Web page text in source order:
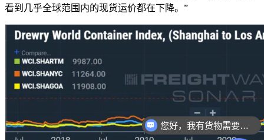
看到几乎全球范围内的现货运价都在下降。”
您好，我有货物需要你们的产品。